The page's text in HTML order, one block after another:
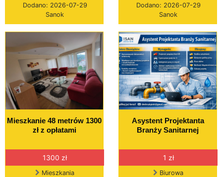
Dodano: 2026-07-29
Sanok
Dodano: 2026-07-29
Sanok
Mieszkanie 48 metrów 1300
zł z opłatami
1300 zł
Mieszkania
Asystent Projektanta
Branży Sanitarnej
1 zł
Biurowa